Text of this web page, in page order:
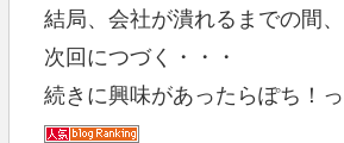
結局、会社が潰れるまでの間
次回につづく・・・
続きに興味があったらぽち！